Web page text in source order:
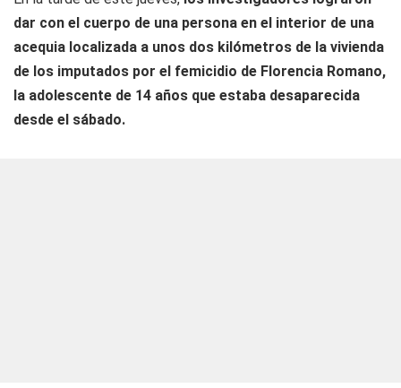
dar con el cuerpo de una persona en el interior de una
acequia localizada a unos dos kilómetros de la vivienda
de los imputados por el femicidio de Florencia Romano,
la adolescente de 14 años que estaba desaparecida
desde el sábado.